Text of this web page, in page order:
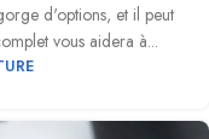
d'options, et il peut
vous aidera à...